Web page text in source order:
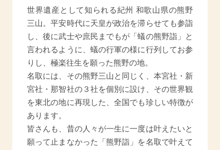
世界遺産として知られる紀州 和歌山県の熊野
三山。平安時代に天皇が政治を滞らせても参詣
し、後に武士や庶民までもが「蟻の熊野詣」と
言われるように、蟻の行軍の様に行列してお参
りし、極楽往生を願った熊野の地。
名取には、その熊野三山と同じく、本宮社・新
宮社・那智社の３社を個別に設け、その世界観
を東北の地に再現した、全国でも珍しい特徴が
あります。
皆さんも、昔の人々が一生に一度は叶えたいと
願って止まなかった「熊野詣」を名取で叶えて